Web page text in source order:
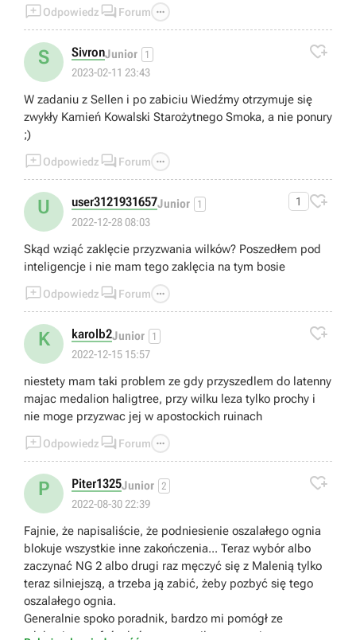
Odpowiedz  Forum 
S SivronJunior 1
2023-02-11 23:43

W zadaniu z Sellen i po zabiciu Wiedźmy otrzymuje się
zwykły Kamień Kowalski Starożytnego Smoka, a nie ponury
;)
Odpowiedz  Forum 
U user3121931657Junior 1
2022-12-28 08:03
1 
Skąd wziąć zaklęcie przyzwania wilków? Poszedłem pod
inteligencje i nie mam tego zaklęcia na tym bosie
Odpowiedz  Forum 
K karolb2Junior 1
2022-12-15 15:57

niestety mam taki problem ze gdy przyszedlem do latenny
majac medalion haligtree, przy wilku leza tylko prochy i
nie moge przyzwac jej w apostockich ruinach
Odpowiedz  Forum 
P Piter1325Junior 2
2022-08-30 22:39

Fajnie, że napisaliście, że podniesienie oszalałego ognia
blokuje wszystkie inne zakończenia... Teraz wybór albo
zaczynać NG 2 albo drugi raz męczyć się z Malenią tylko
teraz silniejszą, a trzeba ją zabić, żeby pozbyć się tego
oszalałego ognia.
Generalnie spoko poradnik, bardzo mi pomógł ze
zdobyciem trofeów które przegapiłem przy pierwszym